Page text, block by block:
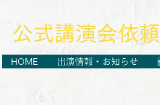
HOME 出演情報・お知らせ
公式講演会依